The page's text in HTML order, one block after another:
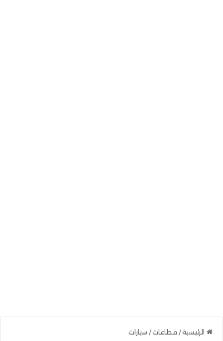
الرئيسية/ قطاعات/ سيارات